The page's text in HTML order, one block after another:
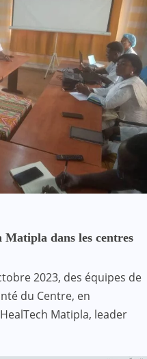
dans les centres
2023, des équipes de
du Centre, en
Matipla, leader